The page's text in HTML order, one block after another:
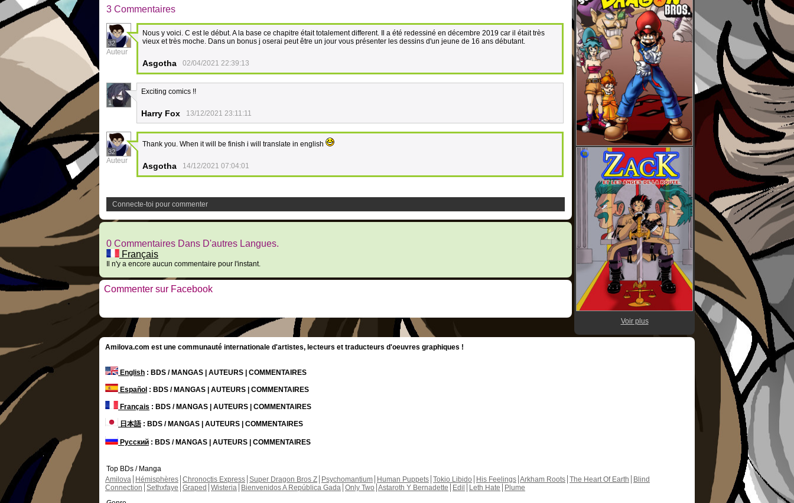
3 Commentaires
32
Auteur
Nous y voici. C est le début. A la base ce chapitre était totalement different. Il a été redessiné en décembre 2019 car il était très
vieux et très moche. Dans un bonus j oserai peut être un jour vous présenter les dessins d'un jeune de 16 ans débutant.
Asgotha 02/04/2021 22:39:13
1
Exciting comics !!
Harry Fox 13/12/2021 23:11:11
32
Auteur
Thank you. When it will be finish i will translate in english
Asgotha 14/12/2021 07:04:01
Connecte-toi pour commenter
0 Commentaires Dans D'autres Langues.
Français
Il n'y a encore aucun commentaire pour l'instant.
Commenter sur Facebook
Voir plus
Amilova.com est une communauté internationale d'artistes, lecteurs et traducteurs d'oeuvres graphiques !
English : BDS / MANGAS | AUTEURS | COMMENTAIRES
Español : BDS / MANGAS | AUTEURS | COMMENTAIRES
Français : BDS / MANGAS | AUTEURS | COMMENTAIRES
日本語: BDS / MANGAS | AUTEURS | COMMENTAIRES
Русский : BDS / MANGAS | AUTEURS | COMMENTAIRES
Top BDs / Manga
Amilova
Hémisphères Chronoctis Express Super Dragon Bros Z Psychomantium Human Puppets Tokio Libido His Feelings Arkham Roots The Heart Of Earth
Blind
Connection Sethxfaye Graped Wisteria Bienvenidos A República Gada Only Two Astaroth Y Bernadette Edil Leth Hate
Plume